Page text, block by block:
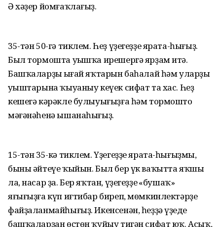
Ә хәҙер йомғаҡлағыҙ.
35-тән 50-гә тиклем. Һеҙ үҙегеҙҙе ярата-һығыҙ.
Был тормошта уңышҡа ирешергә ярҙам итә.
Башҡаларҙың ыңғай яҡтарын баһалай һәм уларҙың
уңыштарына ҡыуаныу кеүек сифат та хас. Һеҙ
кешегә кәрәкле булыуығыҙға һәм тормоштоң
мәғәнәһенә ышанаһығыҙ.
15-тән 35-кә тиклем. Үҙегеҙҙе ярата-һығыҙмы,
быны әйтеүе ҡыйын. Был бер үк ваҡытта яҡшы
ла, насар ҙа. Бер яҡтан, үҙегеҙҙең «бушаҡ»
яғығыҙға күп иғтибар биреп, мөмкинлектәрҙе
файҙаланмайһығыҙ. Икенсенән, һеҙҙә үҙеңде
башҡаларҙан өҫтөн ҡуйыу тигән сифат юҡ. Асыҡ,